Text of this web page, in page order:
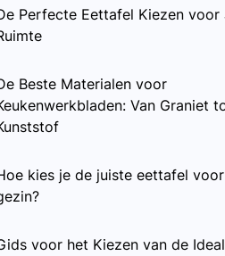
Perfecte Eettafel Kiezen voor
Beste Materialen voor
Van Graniet
kies je de juiste eettafel
voor het Kiezen van de